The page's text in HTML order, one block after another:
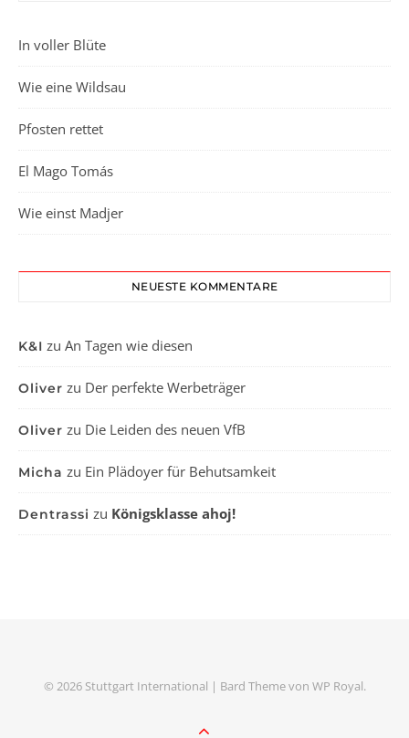
In voller Blüte
Wie eine Wildsau
Pfosten rettet
El Mago Tomás
Wie einst Madjer
NEUESTE KOMMENTARE
K&I zu An Tagen wie diesen
Oliver zu Der perfekte Werbeträger
Oliver zu Die Leiden des neuen VfB
Micha zu Ein Plädoyer für Behutsamkeit
Dentrassi zu Königsklasse ahoj!
© 2026 Stuttgart International | Bard Theme von WP Royal.